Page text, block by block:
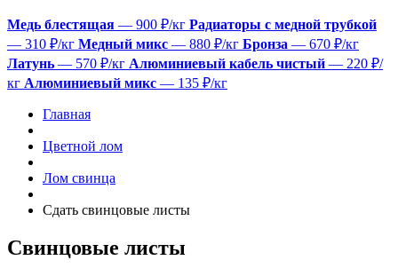
Медь блестящая — 900 ₽/кг Радиаторы с медной трубкой
— 310 ₽/кг Медный микс — 880 ₽/кг Бронза — 670 ₽/кг
Латунь — 570 ₽/кг Алюминиевый кабель чистый — 220 ₽/
кг Алюминиевый микс — 135 ₽/кг
Главная
Цветной лом
Лом свинца
Сдать свинцовые листы
Свинцовые листы